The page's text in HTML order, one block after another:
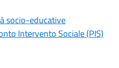
socio-educative
Intervento Sociale (PIS)